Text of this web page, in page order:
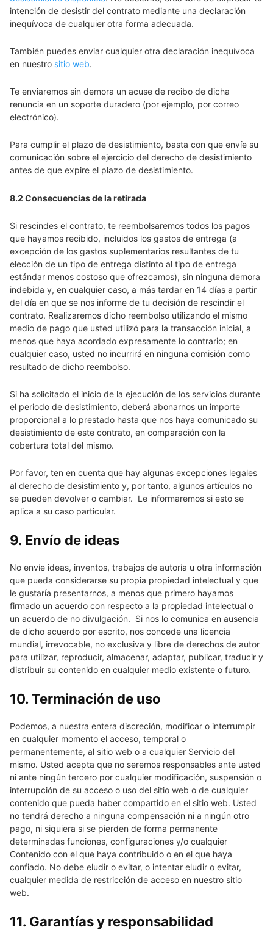
intención de desistir del contrato mediante una declaración
inequívoca de cualquier otra forma adecuada.
También puedes enviar cualquier otra declaración inequívoca
en nuestro sitio web.
Te enviaremos sin demora un acuse de recibo de dicha
renuncia en un soporte duradero (por ejemplo, por correo
electrónico).
Para cumplir el plazo de desistimiento, basta con que envíe su
comunicación sobre el ejercicio del derecho de desistimiento
antes de que expire el plazo de desistimiento.
8.2 Consecuencias de la retirada
Si rescindes el contrato, te reembolsaremos todos los pagos
que hayamos recibido, incluidos los gastos de entrega (a
excepción de los gastos suplementarios resultantes de tu
elección de un tipo de entrega distinto al tipo de entrega
estándar menos costoso que ofrezcamos), sin ninguna demora
indebida y, en cualquier caso, a más tardar en 14 días a partir
del día en que se nos informe de tu decisión de rescindir el
contrato. Realizaremos dicho reembolso utilizando el mismo
medio de pago que usted utilizó para la transacción inicial, a
menos que haya acordado expresamente lo contrario; en
cualquier caso, usted no incurrirá en ninguna comisión como
resultado de dicho reembolso.
Si ha solicitado el inicio de la ejecución de los servicios durante
el periodo de desistimiento, deberá abonarnos un importe
proporcional a lo prestado hasta que nos haya comunicado su
desistimiento de este contrato, en comparación con la
cobertura total del mismo.
Por favor, ten en cuenta que hay algunas excepciones legales
al derecho de desistimiento y, por tanto, algunos artículos no
se pueden devolver o cambiar. Le informaremos si esto se
aplica a su caso particular.
9. Envío de ideas
No envíe ideas, inventos, trabajos de autoría u otra información
que pueda considerarse su propia propiedad intelectual y que
le gustaría presentarnos, a menos que primero hayamos
firmado un acuerdo con respecto a la propiedad intelectual o
un acuerdo de no divulgación. Si nos lo comunica en ausencia
de dicho acuerdo por escrito, nos concede una licencia
mundial, irrevocable, no exclusiva y libre de derechos de autor
para utilizar, reproducir, almacenar, adaptar, publicar, traducir y
distribuir su contenido en cualquier medio existente o futuro.
10. Terminación de uso
Podemos, a nuestra entera discreción, modificar o interrumpir
en cualquier momento el acceso, temporal o
permanentemente, al sitio web o a cualquier Servicio del
mismo. Usted acepta que no seremos responsables ante usted
ni ante ningún tercero por cualquier modificación, suspensión o
interrupción de su acceso o uso del sitio web o de cualquier
contenido que pueda haber compartido en el sitio web. Usted
no tendrá derecho a ninguna compensación ni a ningún otro
pago, ni siquiera si se pierden de forma permanente
determinadas funciones, configuraciones y/o cualquier
Contenido con el que haya contribuido o en el que haya
confiado. No debe eludir o evitar, o intentar eludir o evitar,
cualquier medida de restricción de acceso en nuestro sitio
web.
11. Garantías y responsabilidad